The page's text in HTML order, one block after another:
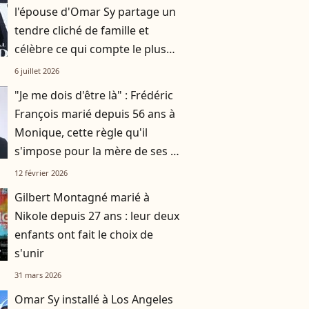
l'épouse d'Omar Sy partage un
tendre cliché de famille et
célèbre ce qui compte le plus
pour elle
6 juillet 2026
"Je me dois d'être là" : Frédéric
François marié depuis 56 ans à
Monique, cette règle qu'il
s'impose pour la mère de ses 4
enfants
12 février 2026
Gilbert Montagné marié à
Nikole depuis 27 ans : leur deux
enfants ont fait le choix de
s'unir
31 mars 2026
Omar Sy installé à Los Angeles